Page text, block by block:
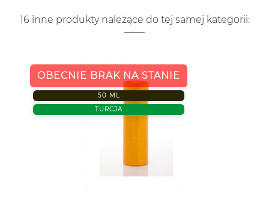
16 inne produkty należące do tej samej kategorii:
OBECNIE BRAK NA STANIE
50 ML
TURCJA